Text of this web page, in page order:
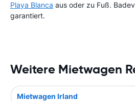
Playa Blanca aus oder zu Fuß.
garantiert.
Weitere Mietwagen
Mietwagen Irland